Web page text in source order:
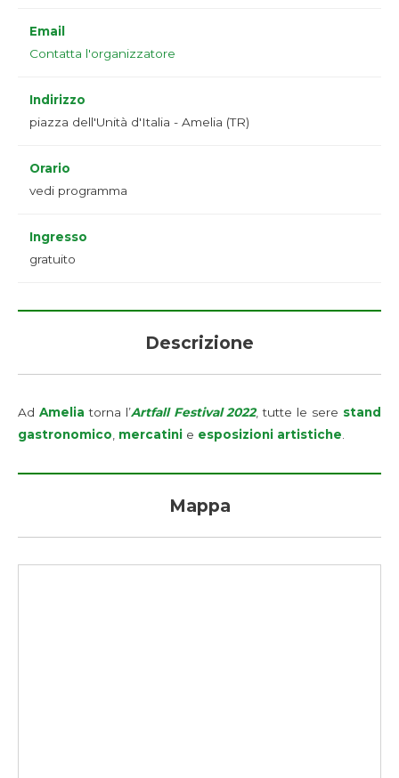
Email
Contatta l'organizzatore
Indirizzo
piazza dell'Unità d'Italia - Amelia (TR)
Orario
vedi programma
Ingresso
gratuito
Descrizione
Ad Amelia torna l’Artfall Festival 2022, tutte le sere stand
gastronomico, mercatini e esposizioni artistiche.
Mappa